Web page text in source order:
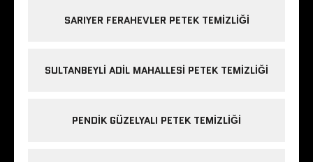
SARIYER FERAHEVLER PETEK TEMIZLIĞI
SULTANBEYLI ADIL MAHALLESI PETEK TEMIZLIĞI
PENDIK GÜZELYALI PETEK TEMIZLIĞI